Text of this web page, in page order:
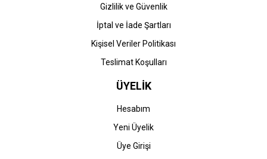
Gizlilik ve Güvenlik
İptal ve İade Şartları
Kişisel Veriler Politikası
Teslimat Koşulları
ÜYELİK
Hesabım
Yeni Üyelik
Üye Girişi